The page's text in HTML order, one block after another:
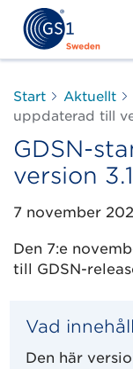
Start Aktuellt
uppdaterad till
GDSN-
version
7 november
Den 7:e
till GDSN-
Vad
Den här